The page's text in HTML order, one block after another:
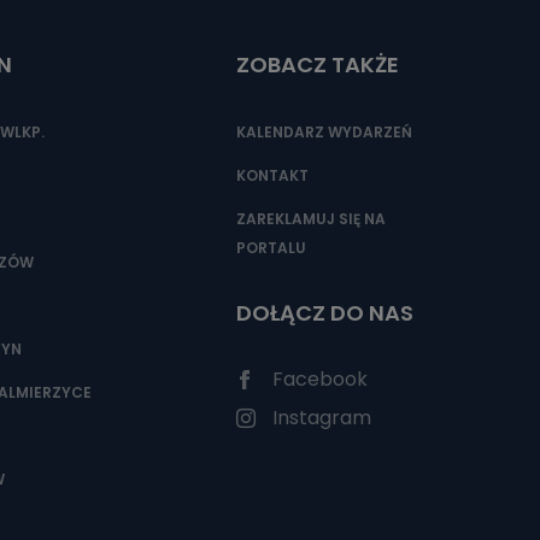
ze
ZOBACZ TAKŻE
KALENDARZ WYDARZEŃ
KONTAKT
ZAREKLAMUJ SIĘ NA
PORTALU
DOŁĄCZ DO NAS
Facebook
Instagram